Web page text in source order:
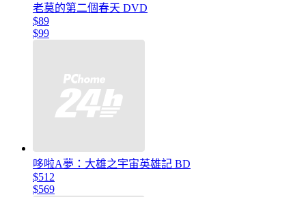
老莫的第二個春天 DVD
$89
$99
哆啦A夢：大雄之宇宙英雄記 BD
$512
$569